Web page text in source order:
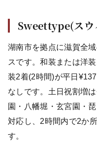
Sweettype(スウ
湖南市を拠点に滋賀全
スです。和装または洋
装2着(2時間)が平日
なしです。土日祝割増
園・八幡堀・玄宮園・
対応し、2時間内で2か
す。